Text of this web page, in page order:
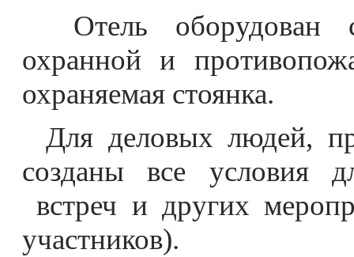
Отель оборудован
охранной и
охраняемая стоянка.
Для деловых людей,
созданы все условия
встреч и других
участников).